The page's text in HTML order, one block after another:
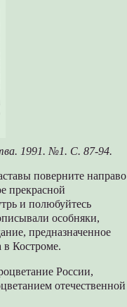
1991. №1. С. 87-94.
поверните направо
прекрасной
и полюбуйтесь
особняки,
предназначенное
Костроме.
России,
отечественной